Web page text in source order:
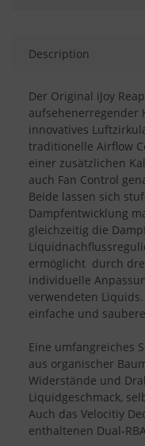
Description
Der Original iJoy
aufsehenerregender
innovatives
traditionelle Airflow
einer zusätzlichen
auch Fan Control
Beide lassen sich
Dampfentwicklung
gleichzeitig die
ermöglicht durch
individuelle
verwendeten
einfache und
Eine umfangreiches
aus organischer
Widerstände und
Liquidgeschmack,
Auch das Velocitiy
enthaltenen Dual-